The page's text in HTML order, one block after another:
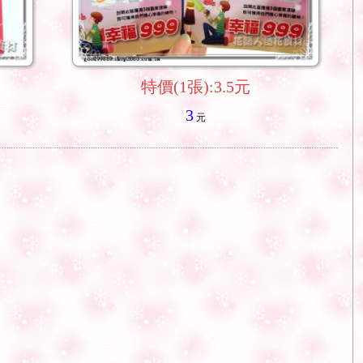
特價(1張):3.5元
3元